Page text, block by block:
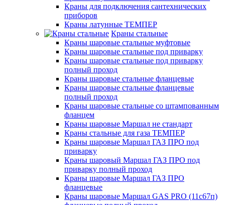
Краны для подключения сантехнических
приборов
Краны латунные ТЕМПЕР
Краны стальные
Краны шаровые стальные муфтовые
Краны шаровые стальные под приварку
Краны шаровые стальные под приварку
полный проход
Краны шаровые стальные фланцевые
Краны шаровые стальные фланцевые
полный проход
Краны шаровые стальные со штампованным
фланцем
Краны шаровые Маршал не стандарт
Краны стальные для газа ТЕМПЕР
Краны шаровые Маршал ГАЗ ПРО под
приварку
Краны шаровый Маршал ГАЗ ПРО под
приварку полный проход
Краны шаровые Маршал ГАЗ ПРО
фланцевые
Краны шаровые Маршал GAS PRO (11с67п)